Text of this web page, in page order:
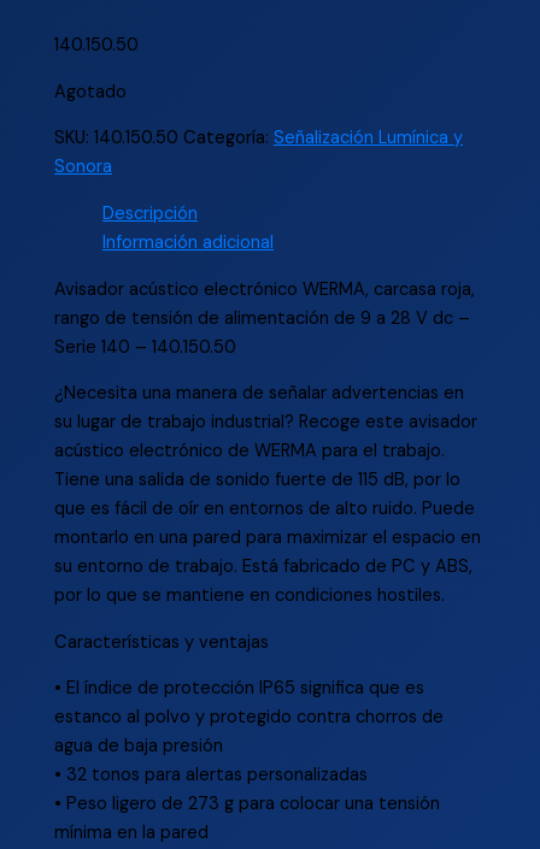
140.150.50
Agotado
SKU:140.150.50 Categoría:Señalización Lumínica y
Sonora
Descripción
Información adicional
Avisador acústico electrónico WERMA, carcasa roja,
rango de tensión de alimentación de 9 a 28 V dc –
Serie 140 – 140.150.50
¿Necesita una manera de señalar advertencias en
su lugar de trabajo industrial? Recoge este avisador
acústico electrónico de WERMA para el trabajo.
Tiene una salida de sonido fuerte de 115 dB, por lo
que es fácil de oír en entornos de alto ruido. Puede
montarlo en una pared para maximizar el espacio en
su entorno de trabajo. Está fabricado de PC y ABS,
por lo que se mantiene en condiciones hostiles.
Características y ventajas
• El índice de protección IP65 significa que es
estanco al polvo y protegido contra chorros de
agua de baja presión
• 32 tonos para alertas personalizadas
• Peso ligero de 273 g para colocar una tensión
mínima en la pared